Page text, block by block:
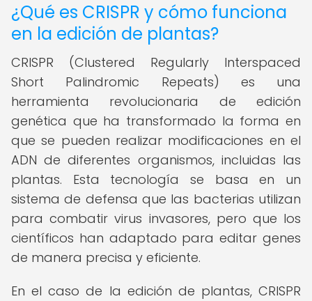
¿Qué es CRISPR y cómo funciona
en la edición de plantas?
CRISPR (Clustered Regularly Interspaced
Short Palindromic Repeats) es una
herramienta revolucionaria de edición
genética que ha transformado la forma en
que se pueden realizar modificaciones en el
ADN de diferentes organismos, incluidas las
plantas. Esta tecnología se basa en un
sistema de defensa que las bacterias utilizan
para combatir virus invasores, pero que los
científicos han adaptado para editar genes
de manera precisa y eficiente.
En el caso de la edición de plantas, CRISPR